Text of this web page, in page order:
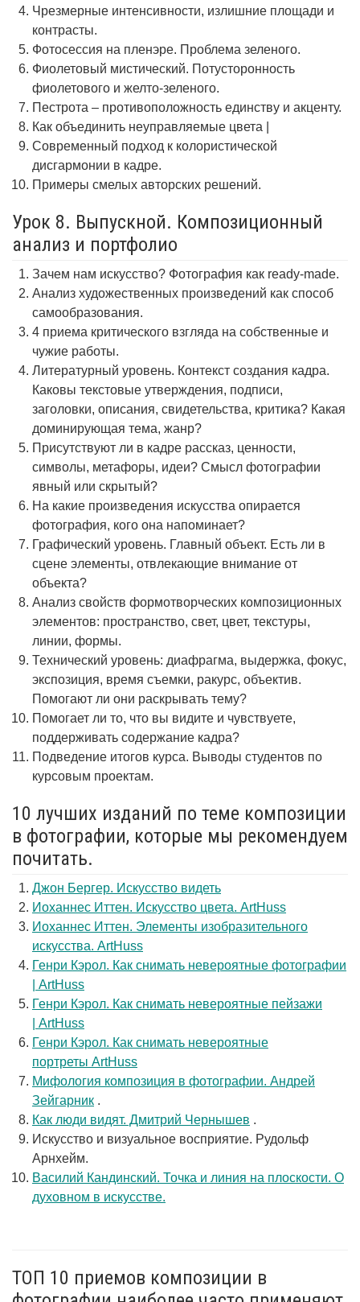
Чрезмерные интенсивности, излишние площади и
контрасты.
Фотосессия на пленэре. Проблема зеленого.
Фиолетовый мистический. Потусторонность
фиолетового и желто-зеленого.
Пестрота – противоположность единству и акценту.
Как объединить неуправляемые цвета |
Современный подход к колористической
дисгармонии в кадре.
Примеры смелых авторских решений.
Урок 8. Выпускной. Композиционный
анализ и портфолио
Зачем нам искусство? Фотография как ready-made.
Анализ художественных произведений как способ
самообразования.
4 приема критического взгляда на собственные и
чужие работы.
Литературный уровень. Контекст создания кадра.
Каковы текстовые утверждения, подписи,
заголовки, описания, свидетельства, критика? Какая
доминирующая тема, жанр?
Присутствуют ли в кадре рассказ, ценности,
символы, метафоры, идеи? Смысл фотографии
явный или скрытый?
На какие произведения искусства опирается
фотография, кого она напоминает?
Графический уровень. Главный объект. Есть ли в
сцене элементы, отвлекающие внимание от
объекта?
Анализ свойств формотворческих композиционных
элементов: пространство, свет, цвет, текстуры,
линии, формы.
Технический уровень: диафрагма, выдержка, фокус,
экспозиция, время съемки, ракурс, объектив.
Помогают ли они раскрывать тему?
Помогает ли то, что вы видите и чувствуете,
поддерживать содержание кадра?
Подведение итогов курса. Выводы студентов по
курсовым проектам.
10 лучших изданий по теме композиции
в фотографии, которые мы рекомендуем
почитать.
Джон Бергер. Искусство видеть
Иоханнес Иттен. Искусство цвета. ArtHuss
Иоханнес Иттен. Элементы изобразительного
искусства. ArtHuss
Генри Кэрол. Как снимать невероятные фотографии
| ArtHuss
Генри Кэрол. Как снимать невероятные пейзажи
| ArtHuss
Генри Кэрол. Как снимать невероятные
портреты ArtHuss
Мифология композиция в фотографии. Андрей
Зейгарник .
Как люди видят. Дмитрий Чернышев .
Искусство и визуальное восприятие. Рудольф
Арнхейм.
Василий Кандинский. Точка и линия на плоскости. О
духовном в искусстве.
ТОП 10 приемов композиции в